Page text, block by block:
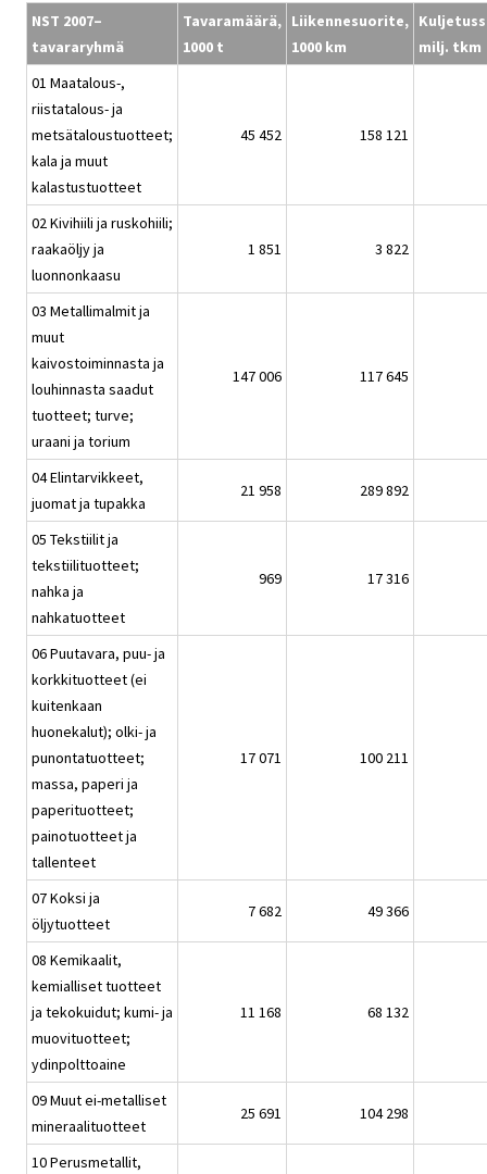
NST 2007–
tavararyhmä
Tavaramäärä,
1000 t
Liikennesuorite,
1000 km
milj. tkm
01 Maatalous-,
riistatalous- ja
metsätaloustuotteet;
kala ja muut
kalastustuotteet
45 452 158 121
02 Kivihiili ja ruskohiili;
raakaöljy ja
luonnonkaasu
1 851 3 822
03 Metallimalmit ja
muut
kaivostoiminnasta ja
louhinnasta saadut
tuotteet; turve;
uraani ja torium
147 006 117 645
04 Elintarvikkeet,
juomat ja tupakka
21 958 289 892
05 Tekstiilit ja
tekstiilituotteet;
nahka ja
nahkatuotteet
969 17 316
06 Puutavara, puu- ja
korkkituotteet (ei
kuitenkaan
huonekalut); olki- ja
punontatuotteet;
massa, paperi ja
paperituotteet;
painotuotteet ja
tallenteet
17 071 100 211
07 Koksi ja
öljytuotteet
7 682 49 366
08 Kemikaalit,
kemialliset tuotteet
ja tekokuidut; kumi- ja
muovituotteet;
ydinpolttoaine
11 168 68 132
09 Muut ei-metalliset
mineraalituotteet
25 691 104 298
10 Perusmetallit,